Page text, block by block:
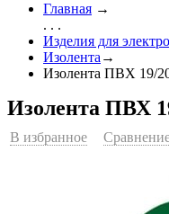
Главная →
. . .
Изделия для
Изолента →
Изолента ПВХ 19/
Изолента ПВХ
В избранное